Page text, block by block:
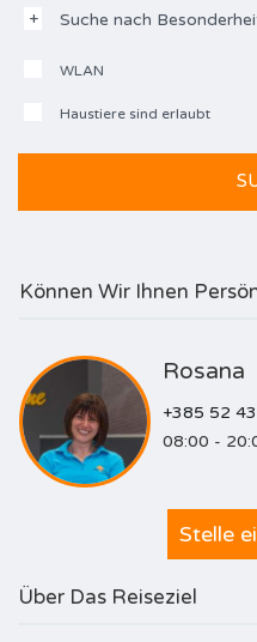
Suche nach
WLAN
Haustiere sind erlaubt
Können Wir Ihnen
Rosana
+385 52
08:00 -
Stelle
Über Das Reiseziel